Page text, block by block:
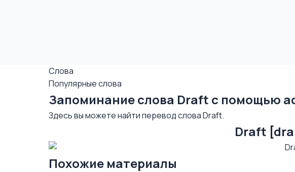
Слова
Популярные слова
Запоминание слова Draft с помощью
Здесь вы можете найти перевод слова Draft.
Draft
Похожие материалы